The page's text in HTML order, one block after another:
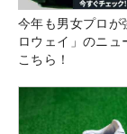
今年も男女プロが
ロウェイ」のニュ
こちら！